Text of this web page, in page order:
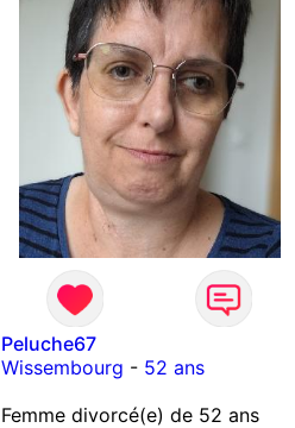
Peluche67
Wissembourg - 52 ans
Femme divorcé(e) de 52 ans